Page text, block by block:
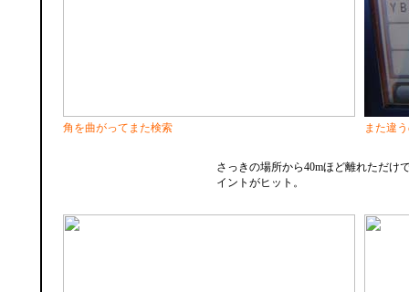
角を曲がってまた検索 また違
さっきの場所から40mほど離れただけ
イントがヒット。